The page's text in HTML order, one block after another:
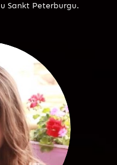
Sankt Peterburgu.